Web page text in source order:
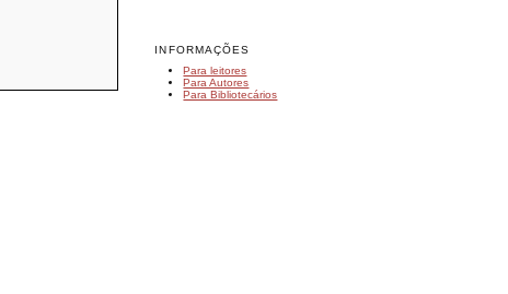
INFORMAÇÕES
Para leitores
Para Autores
Para Bibliotecários